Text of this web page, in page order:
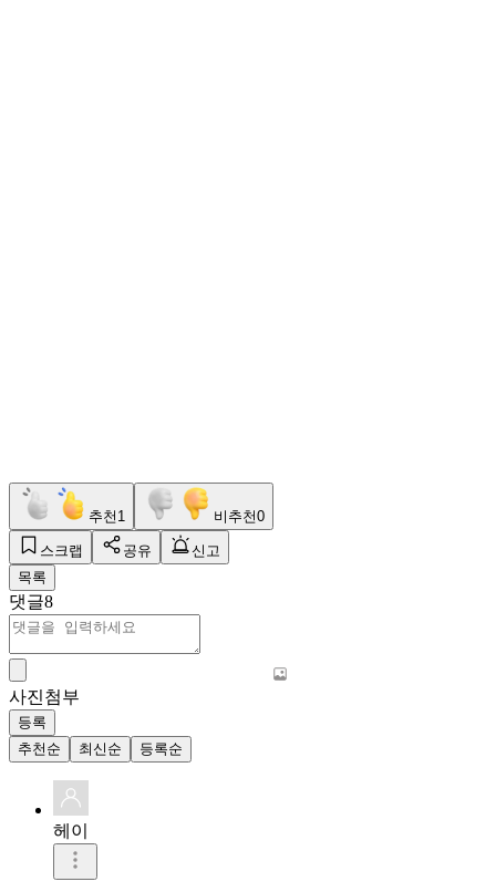
추천 1 비추천0
스크랩 공유
신고
목록
댓글8
사진첨부
등록
추천순
최신순 등록순
헤이